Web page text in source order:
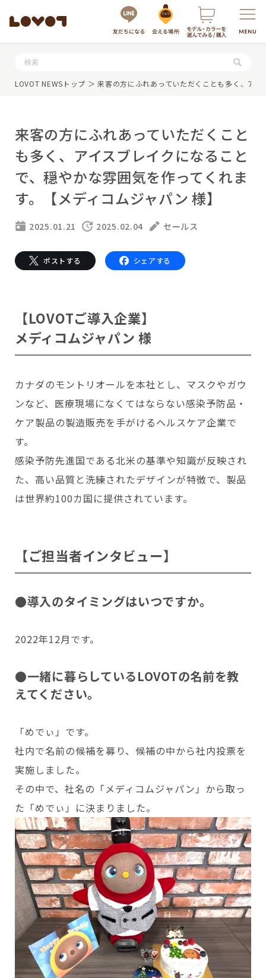
服・グッズの購入はこちら
LOVOTを選ぶ
LOVOT 3.0
LOVOT 3.0について詳しく
費用をシミュレーション / 購入
LOVOT 2.0について詳しく
費用をシミュレーション / 購入
LOVOTのテクノロジー
LOVOTのアフターサービス
公式ウェア
価格・暮らしの費用を詳しく
実証実験
会いに行く
LOVOT ストア
近くの会える場所を探す
LIVE配信
LOVOT購入キャンペーン
LOVOTの返金保証
今月のキャンペーン情報
24回分割払い特別低金利
LOVOT紹介制度
訪問設定サポート
これからLOVOTをお迎えしたい方へ
お迎えを迷われている方へ
LOVOTオーナーの方へ
定期メンテナンス・治療
サポートサービス(ご契約者様用)
LOVOT コンシェルジュ
ウェブマニュアル
ウェブFAQ(よくある質問)
法人のお客様へ
OFFICE LOVOT
LOVOT 導入事例
法人様限定 無料お試し導入
ふるさと納税
LOVOT本体・グッズ
お知らせ
LOVOT NEWSトップ ＞ 来客の方にふれあっていただくことも多く、ア
来客の方にふれあっていただくこと
も多く、アイスブレイクになること
で、穏やかな雰囲気を作ってくれま
す。【メディコムジャパン 様】
2025.01.21 2025.02.04 セールス
ポストする シェアする
【LOVOTご導入企業】
メディコムジャパン 様
カナダのモントリオールを本社とし、マスクやガウ
ンなど、医療現場になくてはならない感染予防品・
ケア製品の製造販売を手がけるヘルスケア企業で
す。
感染予防先進国である北米の基準や知識が反映され
た、高い品質と洗練されたデザインが特徴で、製品
は世界約100カ国に提供されています。
【ご担当者インタビュー】
●導入のタイミングはいつですか。
2022年12月です。
●一緒に暮らしているLOVOTの名前を教
えてください。
「めでぃ」です。
社内で名前の候補を募り、候補の中から社内投票を
実施しました。
その中で、社名の「メディコムジャパン」から取っ
た「めでぃ」に決まりました。